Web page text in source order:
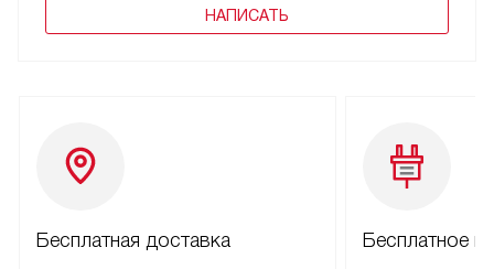
НАПИСАТЬ
Бесплатная доставка Бесплатное